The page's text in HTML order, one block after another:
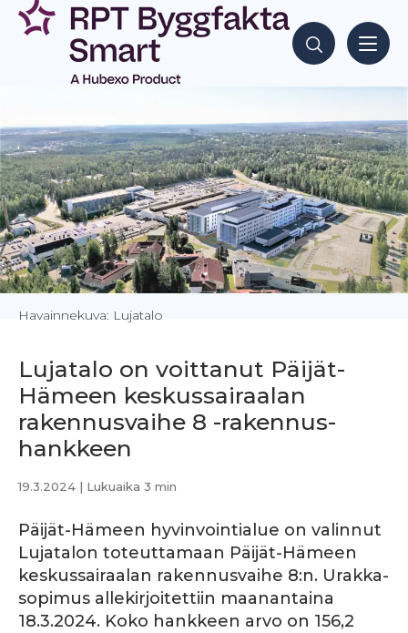
Siirry
sisältöön
Hae sisältöjä
Havainnekuva: Lujatalo
Lujatalo on voittanut Päijät-
Hämeen keskus­sairaalan
rakennus­vaihe 8 -rakennus­
hankkeen
19.3.2024 | Lukuaika 3 min
Päijät-Hämeen hyvinvointialue on valinnut
Lujatalon toteuttamaan Päijät-Hämeen
keskus­sairaalan rakennus­vaihe 8:n. Urakka­
sopimus alle­kirjoitettiin maanantaina
18.3.2024. Koko hankkeen arvo on 156,2